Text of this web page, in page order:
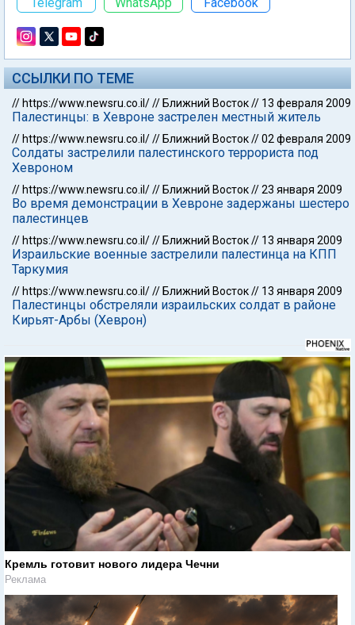
ССЫЛКИ ПО ТЕМЕ
// https://www.newsru.co.il/// Ближний Восток// 13 февраля 2009
Палестинцы: в Хевроне застрелен местный житель
// https://www.newsru.co.il/// Ближний Восток//02 февраля 2009
Солдаты застрелили палестинского террориста под
Хевроном
// https://www.newsru.co.il/// Ближний Восток//23 января 2009
Во время демонстрации в Хевроне задержаны шестеро
палестинцев
// https://www.newsru.co.il/// Ближний Восток// 13 января 2009
Израильские военные застрелили палестинца на КПП
Таркумия
// https://www.newsru.co.il/// Ближний Восток// 13 января 2009
Палестинцы обстреляли израильских солдат в районе
Кирьят-Арбы (Хеврон)
Кремль готовит нового лидера Чечни
Реклама